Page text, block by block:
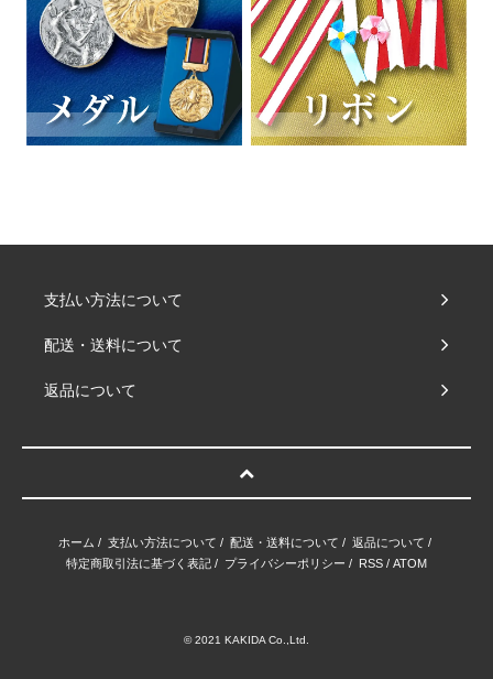
支払い方法について
配送・送料について
返品について
ホーム / 支払い方法について / 配送・送料について / 返品について /
特定商取引法に基づく表記 / プライバシーポリシー / RSS / ATOM
© 2021 KAKIDA Co.,Ltd.